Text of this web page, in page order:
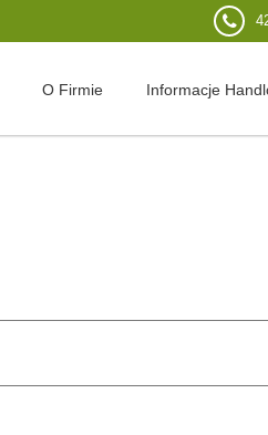
O Firmie Informacje